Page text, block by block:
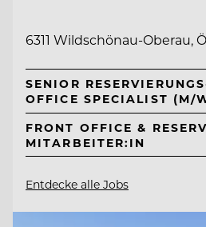
6311 Wildschönau-Oberau,
SENIOR
OFFICE SPECIALIST (M/
FRONT OFFICE &
MITARBEITER:IN
Entdecke alle Jobs